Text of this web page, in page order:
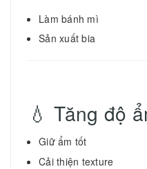
Làm bánh mì
Sản xuất bia
💧 Tăng độ
Giữ ẩm tốt
Cải thiện texture